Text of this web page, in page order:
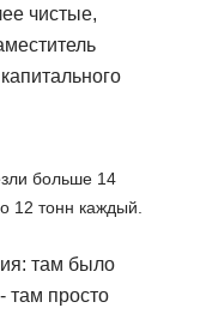
чистые,
больше 14
12 тонн каждый.
там было
там просто